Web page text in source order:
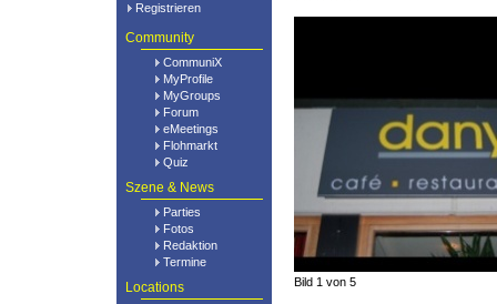
Registrieren
Community
CommuniX
MyProfile
MyGroups
Forum
eMeetings
Flohmarkt
Quiz
Szene & News
Parties
Fotos
Redaktion
Termine
Locations Bild 1 von 5